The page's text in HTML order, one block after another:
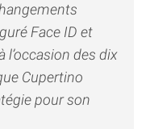
Face ID et
des dix
Cupertino
pour son